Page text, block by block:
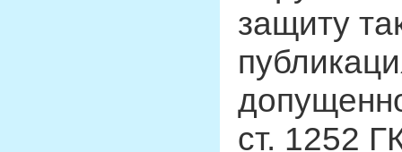
защиту
ст. 1252